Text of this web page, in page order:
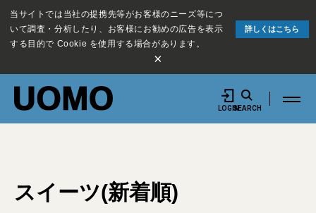
当サイトでは当社の提携先等がお客様のニーズ等につ
いて調査・分析したり、お客様にお勧めの広告を表示
する目的で Cookie を使用する場合があります。
詳しくはこちら
×
LOGINSEARCH
スイーツ(新着順)